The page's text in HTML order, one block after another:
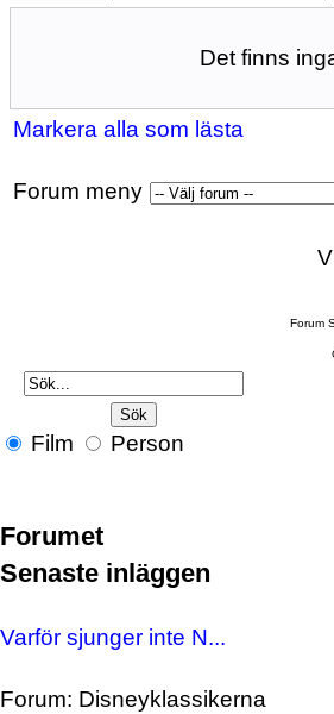
Det finns
Markera alla som lästa
Forum meny
Forum
Film Person
Forumet
Senaste inläggen
Varför sjunger inte N...
Forum: Disneyklassikerna